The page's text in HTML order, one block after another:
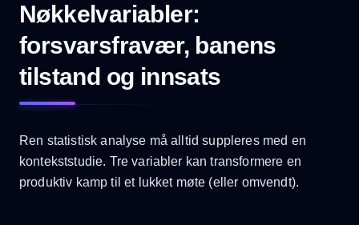
Nøkkelvariabler:
forsvarsfravær, banens
tilstand og innsats
Ren statistisk analyse må alltid suppleres med en
kontekststudie. Tre variabler kan transformere en
produktiv kamp til et lukket møte (eller omvendt).